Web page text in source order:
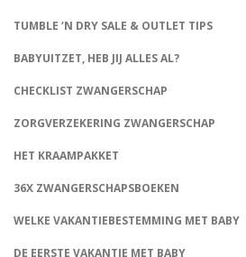
TUMBLE ‘N DRY SALE & OUTLET TIPS
BABYUITZET, HEB JIJ ALLES AL?
CHECKLIST ZWANGERSCHAP
ZORGVERZEKERING ZWANGERSCHAP
HET KRAAMPAKKET
36X ZWANGERSCHAPSBOEKEN
WELKE VAKANTIEBESTEMMING MET BABY
DE EERSTE VAKANTIE MET BABY